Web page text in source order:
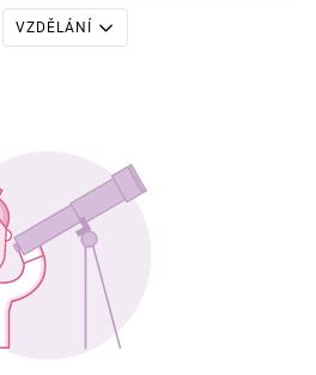
VZDĚLÁNÍ